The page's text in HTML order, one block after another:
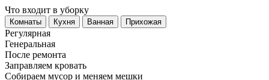
Что входит в уборку
Регу­лярная
Гене­ральная
После ремонта
Заправляем кровать
Собираем мусор и меняем мешки